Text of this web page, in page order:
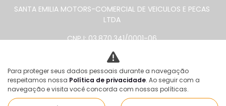
SANTA EMILIA MOTORS-COMERCIAL DE VEICULOS E PECAS
LTDA
CNPJ: 03.870.341/0001-06
No trânsito, enxergar o outro salva vidas.
Para proteger seus dados pessoais durante a navegação
respeitamos nossa Política de privacidade. Ao seguir com a
navegação e visita você concorda com nossas políticas.